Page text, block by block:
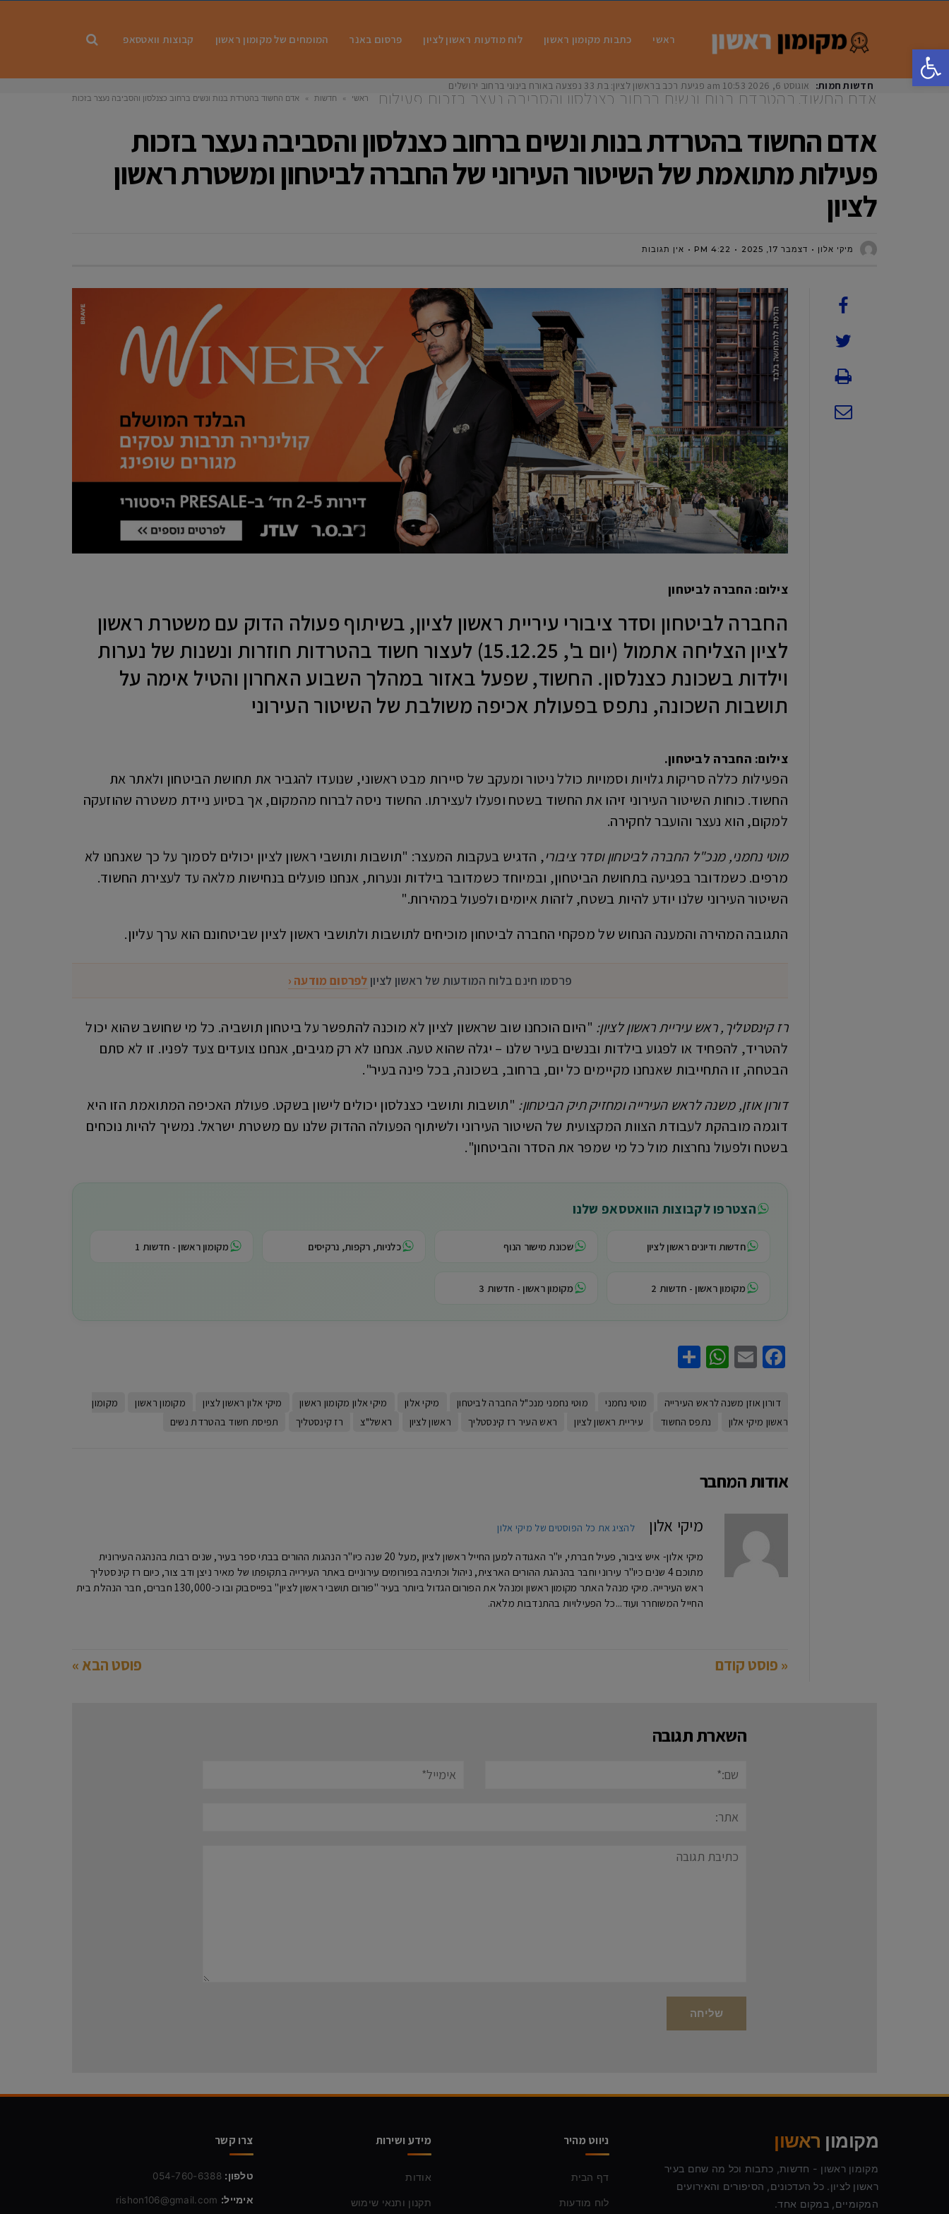
פתח סרגל נגישות
ראשי כתבות מקומון ראשון לוח מודעות ראשון לציון פרסום באנר המומחים של מקומון ראשון קבוצות וואטסאפ
חדשות חמות: אוגוסט 6, 2026 10:53 am פגיעת רכב בראשון לציון: בת 33 נפצעה באורח בינוני ברחוב ירושלים
אדם החשוד בהטרדת בנות ונשים ברחוב כצנלסון והסביבה נעצר בזכות פעילות
מתואמת של השיטור העירוני של החברה לביטחון ומשטרת ראשון לציון ראשי » חדשות »
אדם החשוד בהטרדת בנות ונשים ברחוב כצנלסון והסביבה נעצר בזכות
אדם החשוד בהטרדת בנות ונשים ברחוב כצנלסון והסביבה נעצר בזכות
פעילות מתואמת של השיטור העירוני של החברה לביטחון ומשטרת ראשון
לציון
מיקי אלון דצמבר 17, 2025 4:22 PM אין תגובות
צילום: החברה לביטחון
החברה לביטחון וסדר ציבורי עיריית ראשון לציון, בשיתוף פעולה הדוק עם משטרת ראשון
לציון הצליחה אתמול (יום ב', 15.12.25) לעצור חשוד בהטרדות חוזרות ונשנות של נערות
וילדות בשכונת כצנלסון. החשוד, שפעל באזור במהלך השבוע האחרון והטיל אימה על
תושבות השכונה, נתפס בפעולת אכיפה משולבת של השיטור העירוני
צילום: החברה לביטחון.
הפעילות כללה סריקות גלויות וסמויות כולל ניטור ומעקב של סיירות מבט ראשוני, שנועדו להגביר את תחושת הביטחון ולאתר את
החשוד. כוחות השיטור העירוני זיהו את החשוד בשטח ופעלו לעצירתו. החשוד ניסה לברוח מהמקום, אך בסיוע ניידת משטרה שהוזעקה
למקום, הוא נעצר והועבר לחקירה.
מוטי נחמני, מנכ"ל החברה לביטחון וסדר ציבורי, הדגיש בעקבות המעצר: "תושבות ותושבי ראשון לציון יכולים לסמוך על כך שאנחנו לא
מרפים. כשמדובר בפגיעה בתחושת הביטחון, ובמיוחד כשמדובר בילדות ונערות, אנחנו פועלים בנחישות מלאה עד לעצירת החשוד.
השיטור העירוני שלנו יודע להיות בשטח, לזהות איומים ולפעול במהירות."
התגובה המהירה והמענה הנחוש של מפקחי החברה לביטחון מוכיחים לתושבות ולתושבי ראשון לציון שביטחונם הוא ערך עליון.
פרסמו חינם בלוח המודעות של ראשון לציון לפרסום מודעה ‹
רז קינסטליך, ראש עיריית ראשון לציון: "היום הוכחנו שוב שראשון לציון לא מוכנה להתפשר על ביטחון תושביה. כל מי שחושב שהוא יכול
להטריד, להפחיד או לפגוע בילדות ובנשים בעיר שלנו – יגלה שהוא טעה. אנחנו לא רק מגיבים, אנחנו צועדים צעד לפניו. זו לא סתם
הבטחה, זו התחייבות שאנחנו מקיימים כל יום, ברחוב, בשכונה, בכל פינה בעיר".
דורון אוזן, משנה לראש העירייה ומחזיק תיק הביטחון: "תושבות ותושבי כצנלסון יכולים לישון בשקט. פעולת האכיפה המתואמת הזו היא
דוגמה מובהקת לעבודת הצוות המקצועית של השיטור העירוני ולשיתוף הפעולה ההדוק שלנו עם משטרת ישראל. נמשיך להיות נוכחים
בשטח ולפעול נחרצות מול כל מי שמפר את הסדר והביטחון".
הצטרפו לקבוצות הוואטסאפ שלנו
חדשות ודיונים ראשון לציון שכונת מישור הנוף כלניות, רקפות, נרקיסים מקומון ראשון - חדשות 1
מקומון ראשון - חדשות 2 מקומון ראשון - חדשות 3
Facebook
Email
WhatsApp
דורון אוזן משנה לראש העירייה מוטי נחמני מוטי נחמני מנכ"ל החברה לביטחון מיקי אלון מיקי אלון מקומון ראשון מיקי אלון ראשון לציון מקומון ראשון
מקומון
ראשון מיקי אלון
נתפס החשוד עיריית ראשון לציון ראש העיר רז קינסטליך ראשון לציון ראשל"צ רז קינסטליך תפיסת חשוד בהטרדת נשים
אודות המחבר
מיקי אלון להציג את כל הפוסטים של מיקי אלון
מיקי אלון- איש ציבור, פעיל חברתי, יו"ר האגודה למען החייל ראשון לציון ,מעל 20 שנה כיו"ר הנהגות ההורים בבתי ספר בעיר, שנים רבות בהנהגה העירונית
מתוכם 4 שנים כיו"ר עירוני וחבר בהנהגת ההורים הארצית, ניהול וכתיבה בפורומים עירוניים באתר העירייה בתקופתו של מאיר ניצן ודב צור, כיום רז קינסטליך
ראש העירייה. מיקי מנהל האתר מקומון ראשון ומנהל את הפורום הגדול ביותר בעיר "פורום תושבי ראשון לציון" בפייסבוק ובו כ-130,000 חברים, חבר הנהלת בית
החייל המשוחרר ועוד...כל הפעילויות בהתנדבות מלאה.
« פוסט קודם פוסט הבא »
השארת תגובה
אימייל*
תגובה
מקומון ראשון
מקומון ראשון - חדשות, כתבות וכל מה שחם בעיר
ראשון לציון. כל העדכונים, הסיפורים והאירועים
המקומיים, במקום אחד.
ניווט מהיר
דף הבית
לוח מודעות
מידע ושירות
אודות
תקנון ותנאי שימוש
צרו קשר
טלפון: 054-760-6388
אימייל: rishon106@gmail.com